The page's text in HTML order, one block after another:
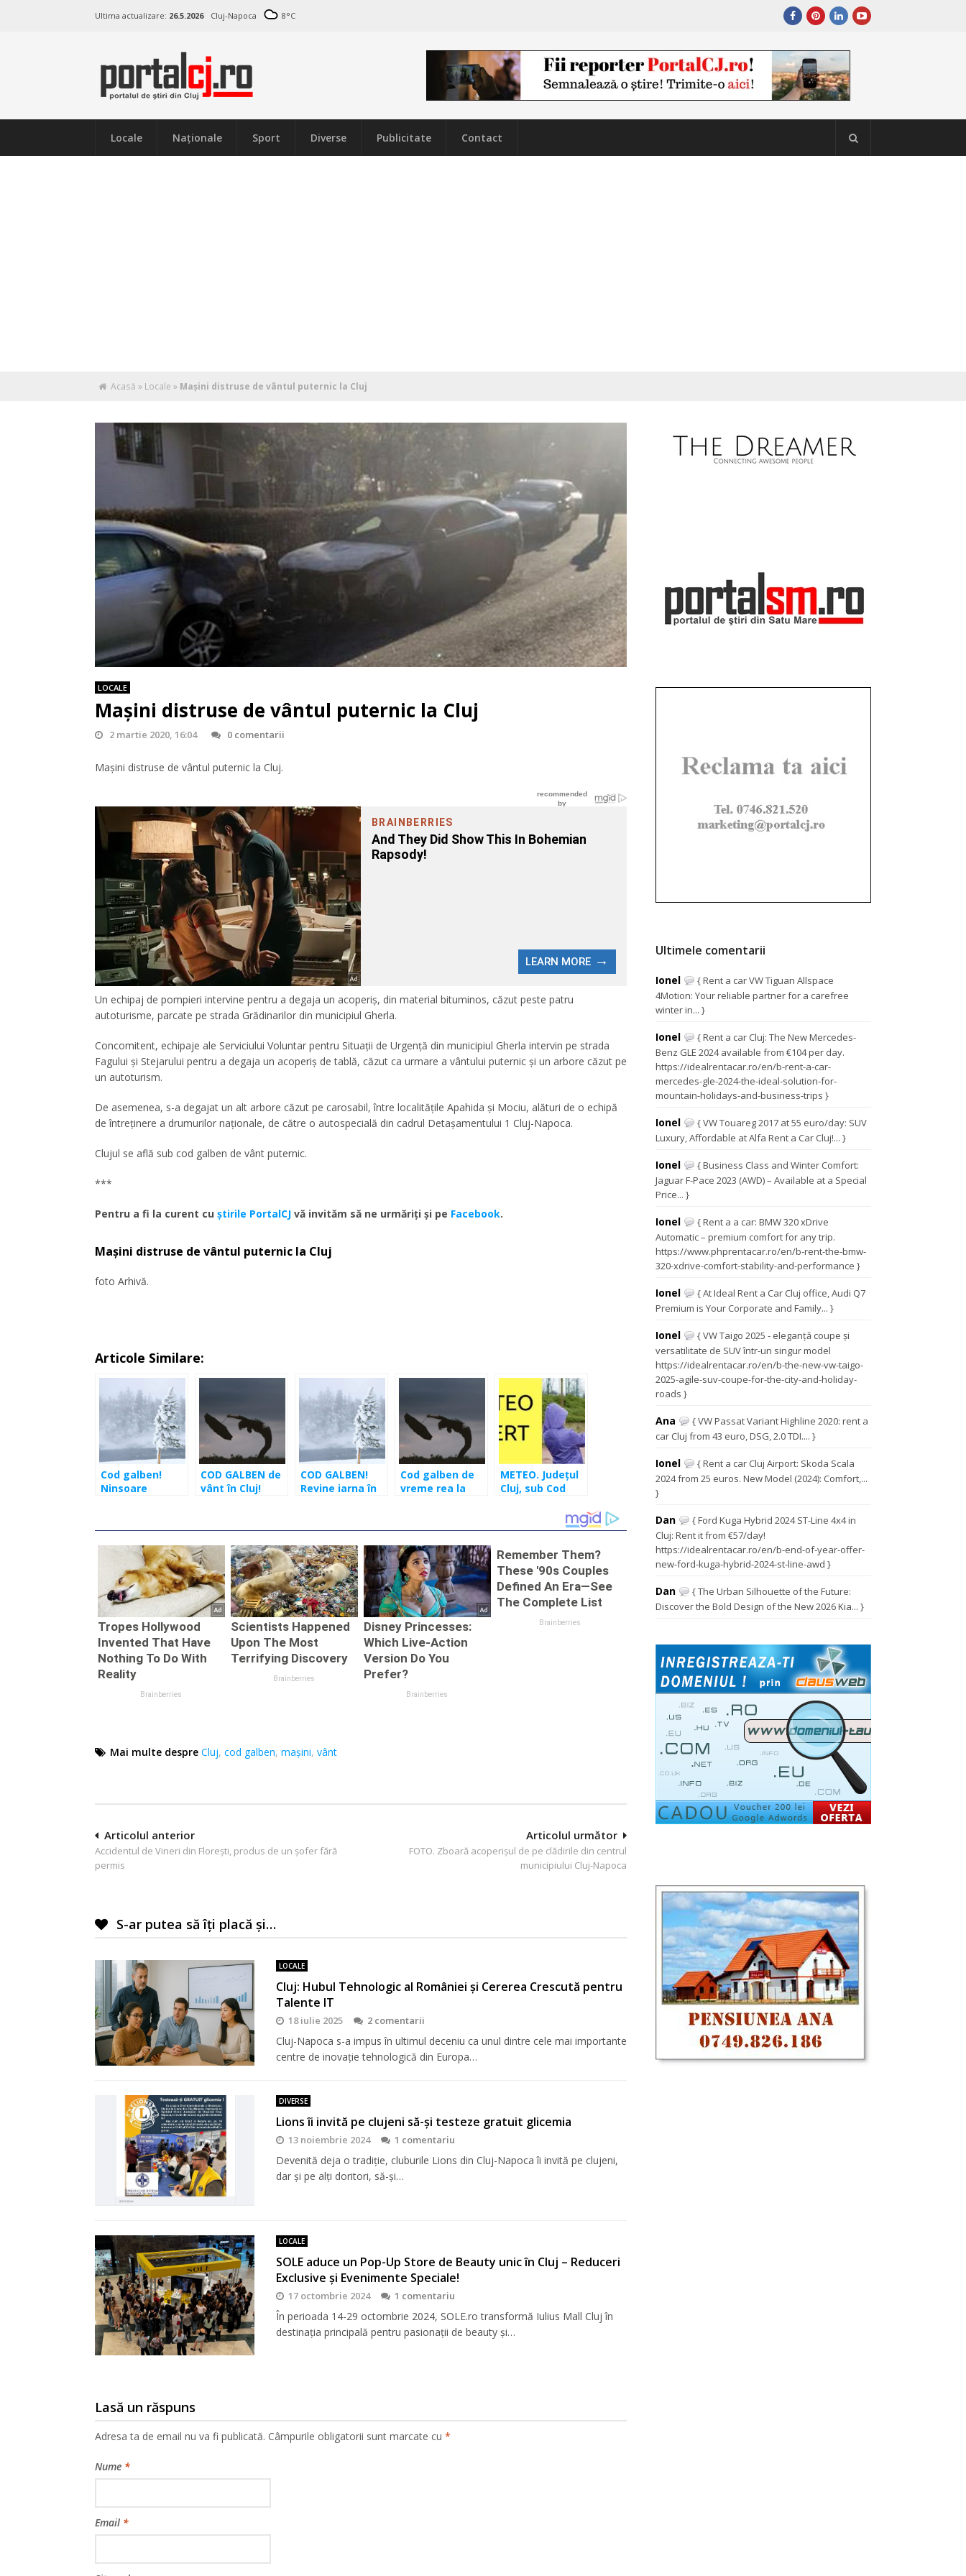
Ultima actualizare: 26.5.2026 Cluj-Napoca 8°C
Locale Naţionale Sport Diverse Publicitate Contact
Acasă » Locale » Mașini distruse de vântul puternic la Cluj
LOCALE
Mașini distruse de vântul puternic la Cluj
2 martie 2020, 16:04 0 comentarii
Mașini distruse de vântul puternic la Cluj.
Un echipaj de pompieri intervine pentru a degaja un acoperiș, din material bituminos, căzut peste patru
autoturisme, parcate pe strada Grădinarilor din municipiul Gherla.
Concomitent, echipaje ale Serviciului Voluntar pentru Situații de Urgență din municipiul Gherla intervin pe strada
Fagului și Stejarului pentru a degaja un acoperiș de tablă, căzut ca urmare a vântului puternic și un arbore căzut pe
un autoturism.
De asemenea, s-a degajat un alt arbore căzut pe carosabil, între localitățile Apahida și Mociu, alături de o echipă
de întreținere a drumurilor naționale, de către o autospecială din cadrul Detașamentului 1 Cluj-Napoca.
Clujul se află sub cod galben de vânt puternic.
***
Pentru a fi la curent cu ştirile PortalCJ vă invităm să ne urmăriţi şi pe Facebook.
Mașini distruse de vântul puternic la Cluj
foto Arhivă.
Articole Similare:
Cod galben!
Ninsoare
km/h în zona de
munte
COD GALBEN de
vânt în Cluj!
COD GALBEN!
Revine iarna în
km/h
Cod galben de
vreme rea la
METEO. Județul
Cluj, sub Cod
Mai multe despre Cluj, cod galben, mașini, vânt
Navigare
în
Articolul următor
FOTO. Zboară acoperișul de pe clădirile din centrul
municipiului Cluj-Napoca
Articolul anterior
Accidentul de Vineri din Florești, produs de un șofer fără
permis
S-ar putea să îți placă și…
LOCALE
Cluj: Hubul Tehnologic al României și Cererea Crescută pentru
Talente IT
18 iulie 2025 2 comentarii
Cluj-Napoca s-a impus în ultimul deceniu ca unul dintre cele mai importante
centre de inovație tehnologică din Europa…
DIVERSE
Lions îi invită pe clujeni să-şi testeze gratuit glicemia
13 noiembrie 2024 1 comentariu
Devenită deja o tradiţie, cluburile Lions din Cluj-Napoca îi invită pe clujeni,
dar şi pe alţi doritori, să-şi…
LOCALE
SOLE aduce un Pop-Up Store de Beauty unic în Cluj – Reduceri
Exclusive și Evenimente Speciale!
17 octombrie 2024 1 comentariu
În perioada 14-29 octombrie 2024, SOLE.ro transformă Iulius Mall Cluj în
destinația principală pentru pasionații de beauty și…
Lasă un răspuns
Adresa ta de email nu va fi publicată. Câmpurile obligatorii sunt marcate cu *
Nume *
Email *
Ultimele comentarii
Ionel
{ Rent a car VW Tiguan Allspace
4Motion: Your reliable partner for a carefree
winter in... }
Ionel
{ Rent a car Cluj: The New Mercedes-
Benz GLE 2024 available from €104 per day.
https://idealrentacar.ro/en/b-rent-a-car-
mercedes-gle-2024-the-ideal-solution-for-
mountain-holidays-and-business-trips }
Ionel
{ VW Touareg 2017 at 55 euro/day: SUV
Luxury, Affordable at Alfa Rent a Car Cluj!... }
Ionel
{ Business Class and Winter Comfort:
Jaguar F-Pace 2023 (AWD) – Available at a Special
Price... }
Ionel
{ Rent a a car: BMW 320 xDrive
Automatic – premium comfort for any trip.
https://www.phprentacar.ro/en/b-rent-the-bmw-
320-xdrive-comfort-stability-and-performance }
Ionel
{ At Ideal Rent a Car Cluj office, Audi Q7
Premium is Your Corporate and Family... }
Ionel
{ VW Taigo 2025 - eleganță coupe și
versatilitate de SUV într-un singur model
https://idealrentacar.ro/en/b-the-new-vw-taigo-
2025-agile-suv-coupe-for-the-city-and-holiday-
roads }
Ana
{ VW Passat Variant Highline 2020: rent a
car Cluj from 43 euro, DSG, 2.0 TDI.... }
Ionel
{ Rent a car Cluj Airport: Skoda Scala
2024 from 25 euros. New Model (2024): Comfort,...
}
Dan
{ Ford Kuga Hybrid 2024 ST-Line 4x4 in
Cluj: Rent it from €57/day!
https://idealrentacar.ro/en/b-end-of-year-offer-
new-ford-kuga-hybrid-2024-st-line-awd }
Dan
{ The Urban Silhouette of the Future:
Discover the Bold Design of the New 2026 Kia... }